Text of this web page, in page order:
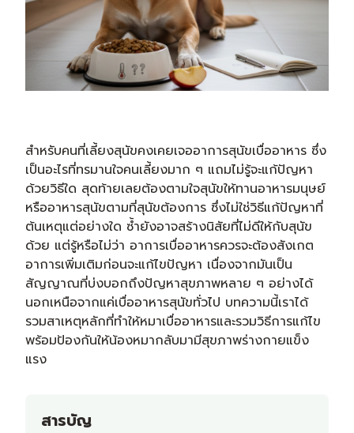
สำหรับคนที่เลี้ยงสุนัขคงเคยเจออาการสุนัขเบื่ออาหาร ซึ่ง
เป็นอะไรที่ทรมานใจคนเลี้ยงมาก ๆ แถมไม่รู้จะแก้ปัญหา
ด้วยวิธีใด สุดท้ายเลยต้องตามใจสุนัขให้ทานอาหารมนุษย์
หรืออาหารสุนัขตามที่สุนัขต้องการ ซึ่งไม่ใช่วิธีแก้ปัญหาที่
ต้นเหตุแต่อย่างใด ซ้ำยังอาจสร้างนิสัยที่ไม่ดีให้กับสุนัข
ด้วย แต่รู้หรือไม่ว่า อาการเบื่ออาหารควรจะต้องสังเกต
อาการเพิ่มเติมก่อนจะแก้ไขปัญหา เนื่องจากมันเป็น
สัญญาณที่บ่งบอกถึงปัญหาสุขภาพหลาย ๆ อย่างได้
นอกเหนือจากแค่เบื่ออาหารสุนัขทั่วไป บทความนี้เราได้
รวมสาเหตุหลักที่ทำให้หมาเบื่ออาหารและรวมวิธีการแก้ไข
พร้อมป้องกันให้น้องหมากลับมามีสุขภาพร่างกายแข็ง
แรง
สารบัญ